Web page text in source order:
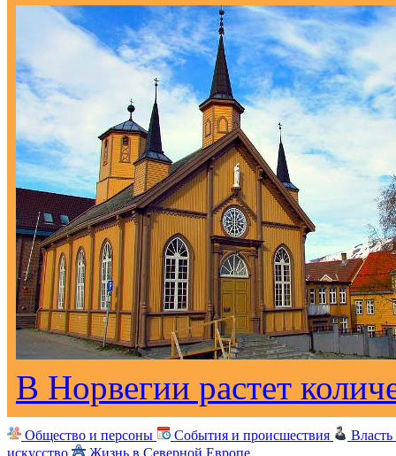
В Норвегии растет
Общество и персоны События и происшествия
искусство
Жизнь в Северной Европе